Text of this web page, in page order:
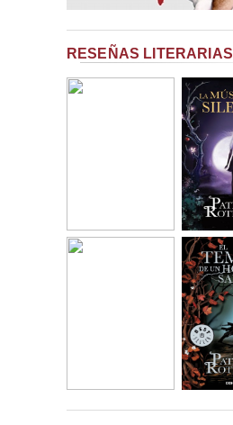
RESEÑAS LITERARIAS